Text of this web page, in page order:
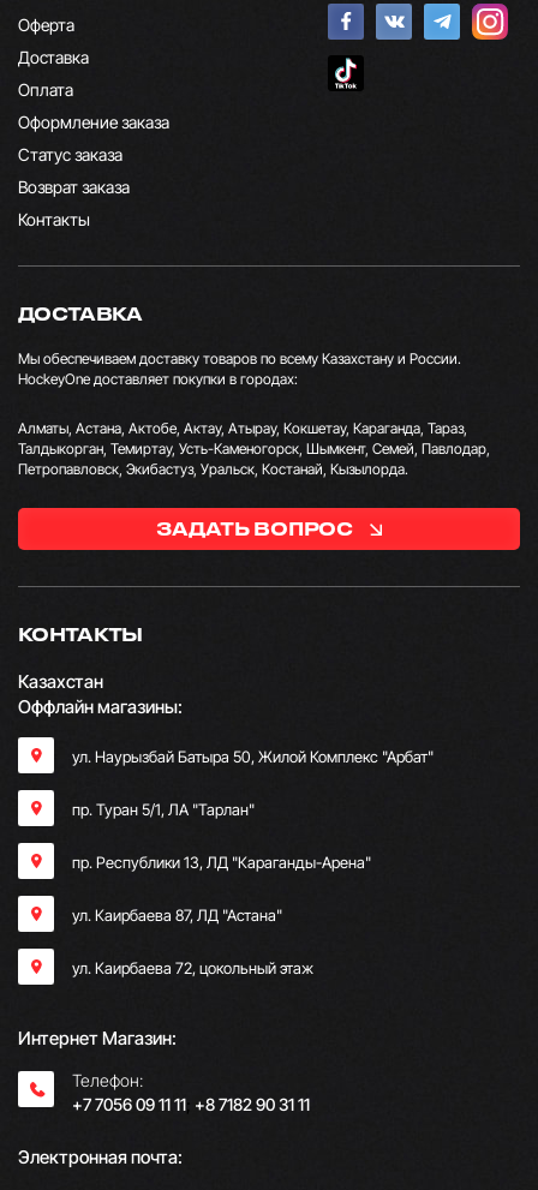
Оферта
Доставка
Оплата
Оформление заказа
Статус заказа
Возврат заказа
Контакты
КОНТАКТЫ
Казахстан
Оффлайн магазины:
ул. Наурызбай Батыра 50, Жилой Комплекс "Арбат"
пр. Туран 5/1, ЛА "Тарлан"
пр. Республики 13, ​ЛД "Караганды-Арена"
ул. Каирбаева 87, ЛД "Астана"
ул. Каирбаева 72, цокольный этаж
Интернет Магазин:
Телефон:
+7 7056 09 11 11; +8 7182 90 31 11
Электронная почта:
ДОСТАВКА
Мы обеспечиваем доставку товаров по всему Казахстану и России.
HockeyOne доставляет покупки в городах:
Алматы, Астана, Актобе, Актау, Атырау, Кокшетау, Караганда, Тараз,
Талдыкорган, Темиртау, Усть-Каменогорск, Шымкент, Семей, Павлодар,
Петропавловск, Экибастуз, Уральск, Костанай, Кызылорда.
ЗАДАТЬ ВОПРОС